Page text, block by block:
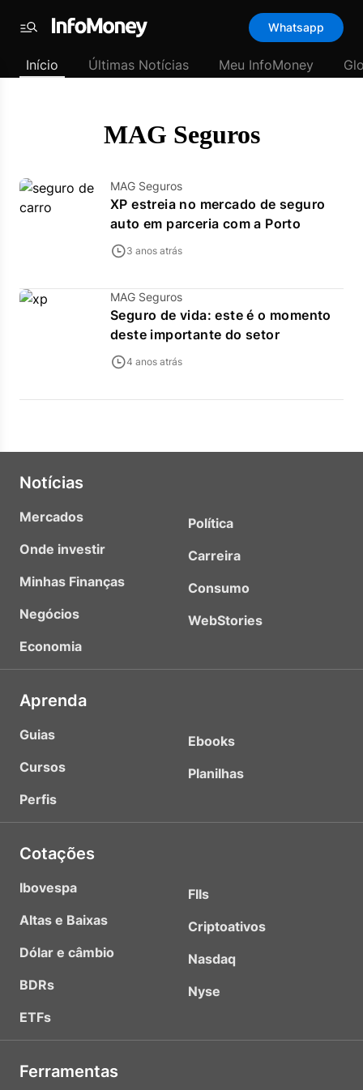
padrão
Últimas
Menu
Whatsapp
Início Últimas Notícias Meu InfoMoney
MAG Seguros
MAG Seguros
XP estreia no mercado de seguro
auto em parceria com a Porto
3 anos atrás
MAG Seguros
Seguro de vida: este é o momento
deste importante do setor
4 anos atrás
Notícias
Mercados
Onde investir
Minhas Finanças
Negócios
Economia
Política
Carreira
Consumo
WebStories
Aprenda
Guias
Cursos
Perfis
Ebooks
Planilhas
Cotações
Ibovespa
Altas e Baixas
Dólar e câmbio
BDRs
ETFs
FIIs
Criptoativos
Nasdaq
Nyse
Ferramentas